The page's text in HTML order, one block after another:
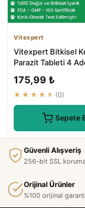
Vitexpert
Vitexpert Bitkisel
Parazit Tableti 4
175,99 ₺
★★★★★ (0)
Sepete
Güvenli Alışveriş
256-bit SSL
Orijinal Ürünler
%100 orijinal garanti